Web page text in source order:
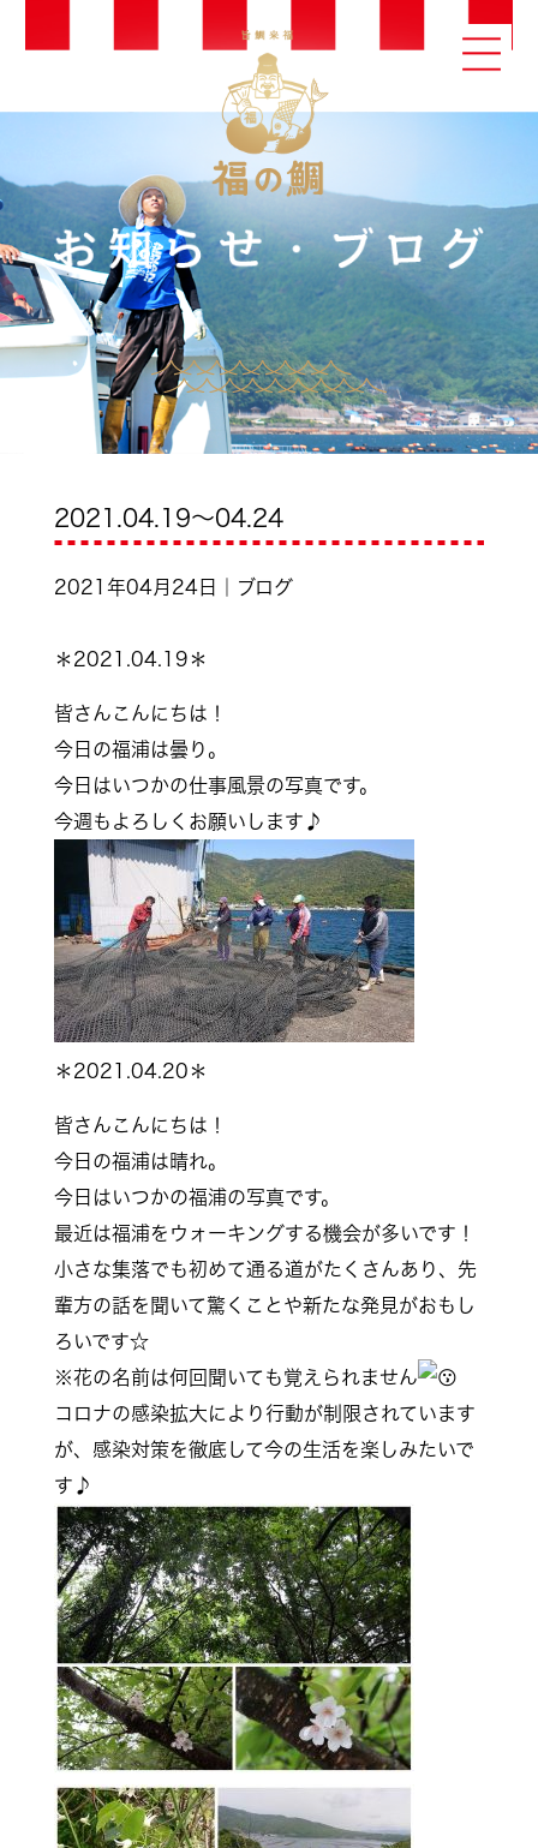
2021.04.19～04.24
2021年04月24日｜ブログ
＊2021.04.19＊
皆さんこんにちは！
今日の福浦は曇り。
今日はいつかの仕事風景の写真です。
今週もよろしくお願いします♪
＊2021.04.20＊
皆さんこんにちは！
今日の福浦は晴れ。
今日はいつかの福浦の写真です。
最近は福浦をウォーキングする機会が多いです！
小さな集落でも初めて通る道がたくさんあり、先
輩方の話を聞いて驚くことや新たな発見がおもし
ろいです☆
※花の名前は何回聞いても覚えられません
コロナの感染拡大により行動が制限されています
が、感染対策を徹底して今の生活を楽しみたいで
す♪